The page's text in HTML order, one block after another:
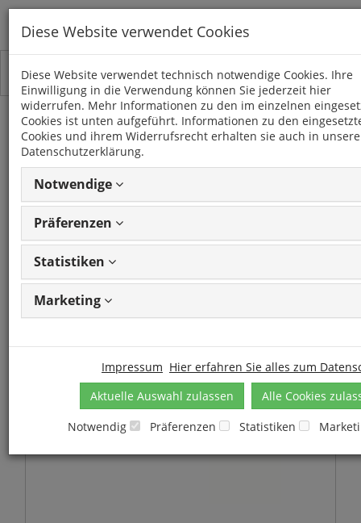
Toggle
navigation
Kategorien
TERRANO (R20)
(1993 - 2007)
6 Artikel
Artikel1 - 6 von 6
Artikeln
ändern
Diese Website verwendet Cookies
Diese Website verwendet technisch notwendige Cookies. Ihre
Einwilligung in die Verwendung können Sie jederzeit hier
widerrufen. Mehr Informationen zu den im einzelnen
Cookies ist unten aufgeführt. Informationen zu den
Cookies und ihrem Widerrufsrecht erhalten sie auch in
Datenschutzerklärung.
Notwendige
Präferenzen
Statistiken
Marketing
Impressum Hier erfahren Sie alles zum
Aktuelle Auswahl zulassen
Alle Cookies
Notwendig
Präferenzen Statistiken